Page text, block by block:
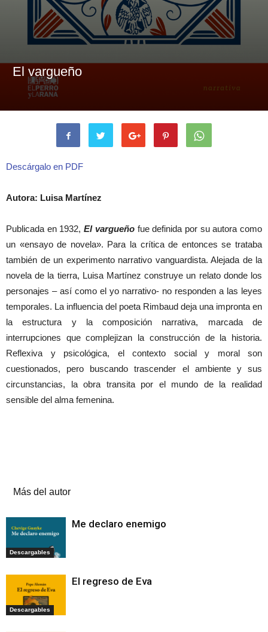
El vargueño
Descárgalo en PDF
Autora: Luisa Martínez
Publicada en 1932,El vargueño fue definida por su autora como
un «ensayo de novela». Para la crítica de entonces se trataba
también de un experimento narrativo vanguardista. Alejada de la
novela de la tierra, Luisa Martínez construye un relato donde los
personajes – así como el yo narrativo- no responden a las leyes
temporales. La influencia del poeta Rimbaud deja una impronta en
la estructura y la composición narrativa, marcada de
interrupciones que complejizan la construcción de la historia.
Reflexiva y psicológica, el contexto social y moral son
cuestionados, pero buscando trascender el ambiente y sus
circunstancias, la obra transita por el mundo de la realidad
sensible del alma femenina.
Más del autor
Descargables
Me declaro enemigo
Descargables
El regreso de Eva